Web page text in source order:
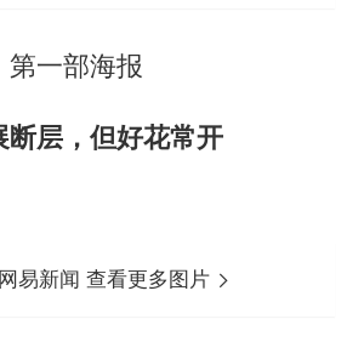
第一部海报
断层，但好花常开
易新闻 查看更多图片